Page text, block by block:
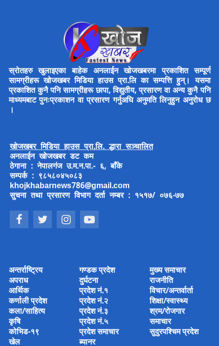
स्रोतहरु खुलाइएका बाहेक अनलाईन खोजखबरमा प्रकाशित सम्पूर्ण
सामग्रीहरू खोजखबर मिडिया हाउस प्रा.लि का सम्पत्ति हुन्। यसमा
प्रकाशित कुनै पनि सामग्रीहरू छापा, विद्युतीय, प्रसारण वा अन्य कुनै पनि
माध्यमबाट पुनःप्रकाशन वा प्रसारण गर्नुअघि अनुमति लिनुहुन अनुरोध छ
।
खोजखबर मिडिया हाउस प्रा.लि. द्धारा सञ्चालित
अनलाईन खोजखबर डट कम
ठेगाना : नेपालगंज उ.म.न.पा.- ६, बाँके
सम्पर्क : ९८५८०४५०८३
khojkhabarnews786@gmail.com
सुचना तथा प्रसारण विभाग दर्ता नम्बर : १५१७/ ०७६-७७
अन्तर्राष्ट्रिय
अपराध
आर्थिक
कर्णाली प्रदेश
कला/साहित्य
कृषि
कोभिड-१९
खेल
गण्डक प्रदेश
दुर्घटना
प्रदेश नं.१
प्रदेश नं.२
प्रदेश नं.३
प्रदेश नं.५
प्रदेश समाचार
ब्यानर
मुख्य समाचार
राजनीति
विचार/अन्तर्वार्ता
शिक्षा/स्वास्थ्य
श्रम/रोजगार
समाचार
सुदुरपश्चिम प्रदेश